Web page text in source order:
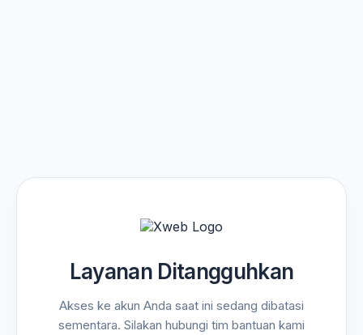
Layanan Ditangguhkan
Akses ke akun Anda saat ini sedang dibatasi
sementara. Silakan hubungi tim bantuan kami